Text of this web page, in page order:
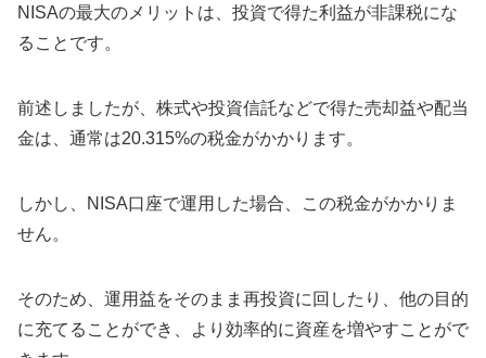
NISAの最大のメリットは、投資で得た利益が非課税にな
ることです。
前述しましたが、株式や投資信託などで得た売却益や配当
金は、通常は20.315%の税金がかかります。
しかし、NISA口座で運用した場合、この税金がかかりま
せん。
そのため、運用益をそのまま再投資に回したり、他の目的
に充てることができ、より効率的に資産を増やすことがで